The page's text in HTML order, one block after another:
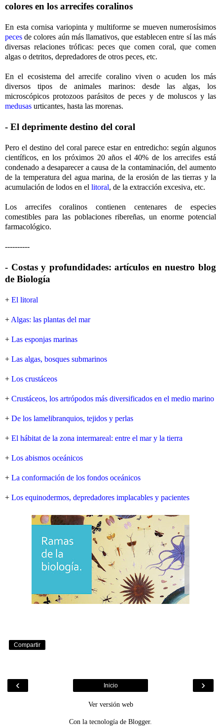
colores en los arrecifes coralinos
En esta cornisa variopinta y multiforme se mueven numerosísimos
peces de colores aún más llamativos, que establecen entre sí las más
diversas relaciones tróficas: peces que comen coral, que comen
algas o detritos, depredadores de otros peces, etc.
En el ecosistema del arrecife coralino viven o acuden los más
diversos tipos de animales marinos: desde las algas, los
microscópicos protozoos parásitos de peces y de moluscos y las
medusas urticantes, hasta las morenas.
- El deprimente destino del coral
Pero el destino del coral parece estar en entredicho: según algunos
científicos, en los próximos 20 años el 40% de los arrecifes está
condenado a desaparecer a causa de la contaminación, del aumento
de la temperatura del agua marina, de la erosión de las tierras y la
acumulación de lodos en el litoral, de la extracción excesiva, etc.
Los arrecifes coralinos contienen centenares de especies
comestibles para las poblaciones ribereñas, un enorme potencial
farmacológico.
----------
- Costas y profundidades: artículos en nuestro blog
de Biología
+ El litoral
+ Algas: las plantas del mar
+ Las esponjas marinas
+ Las algas, bosques submarinos
+ Los crustáceos
+ Crustáceos, los artrópodos más diversificados en el medio marino
+ De los lamelibranquios, tejidos y perlas
+ El hábitat de la zona intermareal: entre el mar y la tierra
+ Los abismos oceánicos
+ La conformación de los fondos oceánicos
+ Los equinodermos, depredadores implacables y pacientes
Compartir
‹ ›
Inicio
Ver versión web
Con la tecnología de Blogger.